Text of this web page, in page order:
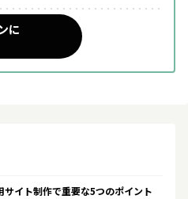
に
サイト制作で重要な5つのポイント